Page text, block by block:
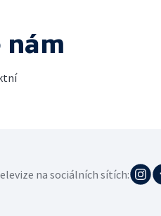
nám
na sociálních sítích: